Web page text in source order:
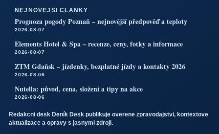
NEJNOVEJSI CLANKY
Prognoza pogody Poznaň – nejnovější předpověď a teploty
2026-08-07
Elements Hotel & Spa – recenze, ceny, fotky a informace
2026-08-07
ZTM Gdaňsk – jízdenky, bezplatné jízdy a kontakty 2026
2026-08-06
Nutella: původ, cena, složení a tipy na akce
2026-08-06
Redakcni desk Deník Desk publikuje overene zpravodajstvi, kontextove
aktualizace a opravy s jasnymi zdroji.